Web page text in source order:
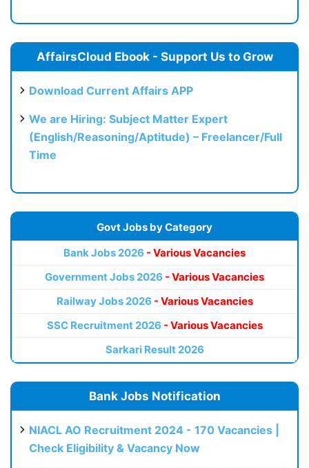
AffairsCloud Ebook - Support Us to Grow
Download Current Affairs APP
We are Hiring: Subject Matter Expert
(English/Reasoning/Aptitude) – Freelancer/Full
Time
Govt Jobs by Category
Bank Jobs 2026 - Various Vacancies
Government Jobs 2026 - Various Vacancies
Railway Jobs 2026 - Various Vacancies
SSC Recruitment 2026 - Various Vacancies
Sarkari Result 2026
Bank Jobs Notification
NIACL AO Recruitment 2024 - 170 Vacancies |
Check Eligibility & Vacancy Now